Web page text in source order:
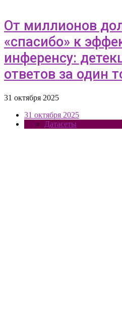
От миллионов
«спасибо» к
инференсу:
ответов за один
31 октября 2025
31 октября 2025
Датасеты